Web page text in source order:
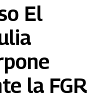
El
la FGR